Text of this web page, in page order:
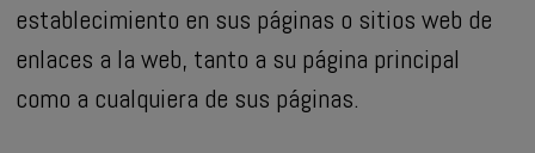
establecimiento en sus páginas o sitios web de
enlaces a la web, tanto a su página principal
como a cualquiera de sus páginas.